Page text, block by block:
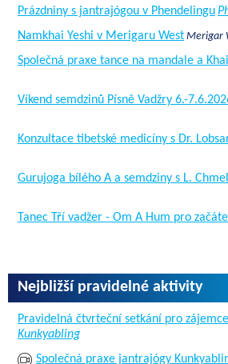
Prázdniny s jantrajógou v Phendelingu
Namkhai Yeshi v Merigaru West Merigar
Společná praxe tance na mandale a
Víkend semdzinů Písně Vadžry 6.-
Konzultace tibetské medicíny s Dr.
Gurujoga bílého A a semdziny s L.
Tanec Tří vadžer - Om A Hum pro
Nejbližší pravidelné aktivity
Pravidelná čtvrteční setkání pro
Kunkyabling
Společná praxe jantrajógy